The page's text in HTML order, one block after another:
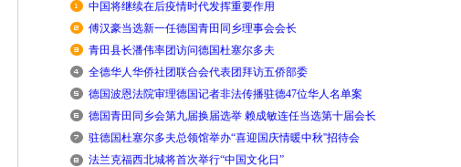
中国将继续在后疫情时代发挥重要作用
傅汉豪当选新一任德国青田同乡理事会会长
青田县长潘伟率团访问德国杜塞尔多夫
全德华人华侨社团联合会代表团拜访五侨部委
德国波恩法院审理德国记者非法传播驻德47位华人名单案
德国青田同乡会第九届换届选举 赖成敏连任当选第十届会长
驻德国杜塞尔多夫总领馆举办“喜迎国庆情暖中秋''招待会
法兰克福西北城将首次举行“中国文化日”